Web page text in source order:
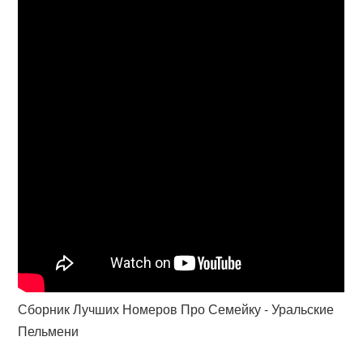
Сборник Лучших Номеров Про Семейку - Уральские
Пельмени